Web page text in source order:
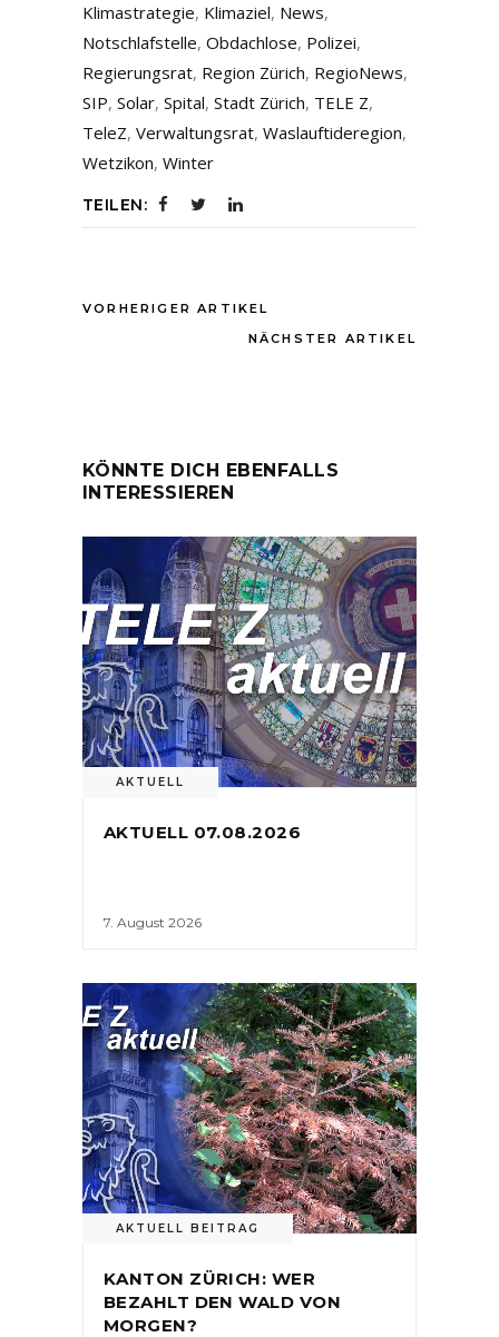
Klimastrategie, Klimaziel, News,
Notschlafstelle, Obdachlose, Polizei,
Regierungsrat, Region Zürich, RegioNews,
SIP, Solar, Spital, Stadt Zürich, TELE Z,
TeleZ, Verwaltungsrat, Waslauftideregion,
Wetzikon, Winter
TEILEN:
VORHERIGER ARTIKEL
NÄCHSTER ARTIKEL
KÖNNTE DICH EBENFALLS
INTERESSIEREN
AKTUELL
AKTUELL 07.08.2026
7. August 2026
AKTUELL BEITRAG
KANTON ZÜRICH: WER
BEZAHLT DEN WALD VON
MORGEN?